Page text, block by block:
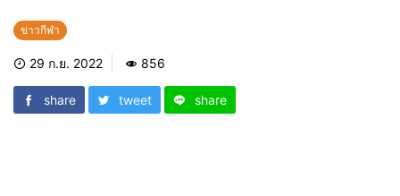
ข่าวกีฬา
29 ก.ย. 2022 856
share tweet share